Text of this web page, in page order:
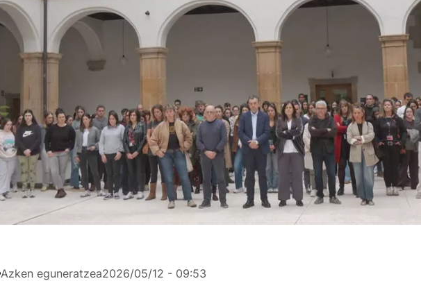
Azken eguneratzea2026/05/12 - 09:53